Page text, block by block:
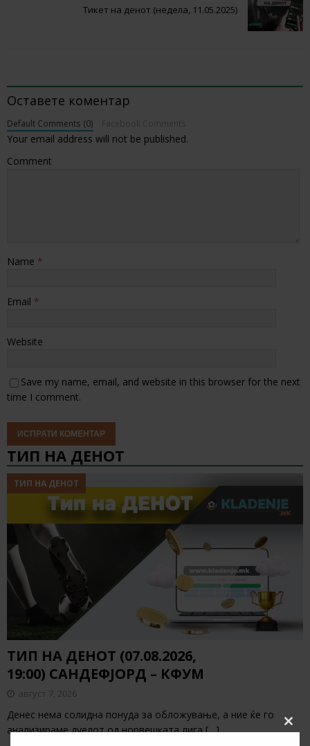
Тикет на денот (недела, 11.05.2025)
Оставете коментар
Default Comments (0)
Your email address will not be published.
Comment
Name *
Email *
Website
Save my name, email, and website in this browser for the next
time I comment.
ТИП НА ДЕНОТ
ТИП НА ДЕНОТ
ТИП НА ДЕНОТ (07.08.2026,
19:00) САНДЕФЈОРД – КФУМ
август 7, 2026
Денес нема солидна понуда за обложување, а ние ќе го
анализираме дуелот од норвешката лига[…]